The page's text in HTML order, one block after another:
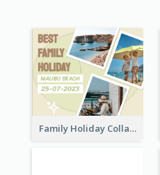
Family Holiday Collage Facebook Post